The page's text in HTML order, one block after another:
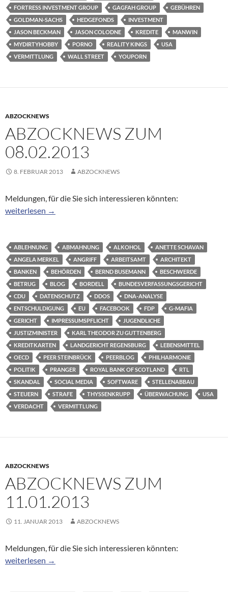
FORTRESS INVESTMENT GROUP GAGFAH GROUP
GEBÜHREN
GOLDMAN-SACHS
HEDGEFONDS
INVESTMENT
JASON BECKMAN
JASON COLODNE KREDITE
MANWIN
MYDIRTYHOBBY
PORNO REALITY KINGS
USA
VERMITTLUNG
WALL STREET YOUPORN
ABZOCKNEWS
ABZOCKNEWS ZUM
08.02.2013
8. FEBRUAR 2013 ABZOCKNEWS
Meldungen, für die Sie sich interessieren könnten:
Abzocknews zum 08.02.2013
weiterlesen →
ABLEHNUNG ABMAHNUNG ALKOHOL
ANETTE SCHAVAN
ANGELA MERKEL
ANGRIFF ARBEITSAMT
ARCHITEKT
BANKEN
BEHÖRDEN BERND BUSEMANN
BESCHWERDE
BETRUG
BLOG BORDELL
BUNDESVERFASSUNGSGERICHT
CDU
DATENSCHUTZ DDOS
DNA-ANALYSE
ENTSCHULDIGUNG
EU FACEBOOK FDP
G-MAFIA
GERICHT
IMPRESSUMSPFLICHT
JUGENDLICHE
JUSTIZMINISTER
KARL THEODOR ZU GUTTENBERG
KREDITKARTEN
LANDGERICHT REGENSBURG
LEBENSMITTEL
OECD
PEER STEINBRÜCK PEERBLOG
PHILHARMONIE
POLITIK
PRANGER ROYAL BANK OF SCOTLAND
RTL
SKANDAL
SOCIAL MEDIA SOFTWARE
STELLENABBAU
STEUERN
STRAFE THYSSENKRUPP ÜBERWACHUNG
USA
VERDACHT
VERMITTLUNG
ABZOCKNEWS
ABZOCKNEWS ZUM
11.01.2013
11. JANUAR 2013 ABZOCKNEWS
Meldungen, für die Sie sich interessieren könnten:
Abzocknews zum 11.01.2013
weiterlesen →